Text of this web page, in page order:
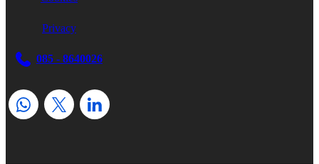
Privacy
085 - 8640026